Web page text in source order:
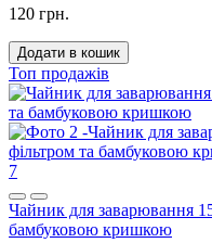
120 грн.
Додати в кошик
Топ продажів
7
Чайник для заварювання
бамбуковою кришкою